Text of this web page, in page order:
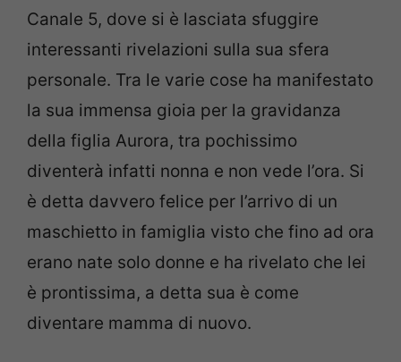
Canale 5, dove si è lasciata sfuggire
interessanti rivelazioni sulla sua sfera
personale. Tra le varie cose ha manifestato
la sua immensa gioia per la gravidanza
della figlia Aurora, tra pochissimo
diventerà infatti nonna e non vede l’ora. Si
è detta davvero felice per l’arrivo di un
maschietto in famiglia visto che fino ad ora
erano nate solo donne e ha rivelato che lei
è prontissima, a detta sua è come
diventare mamma di nuovo.